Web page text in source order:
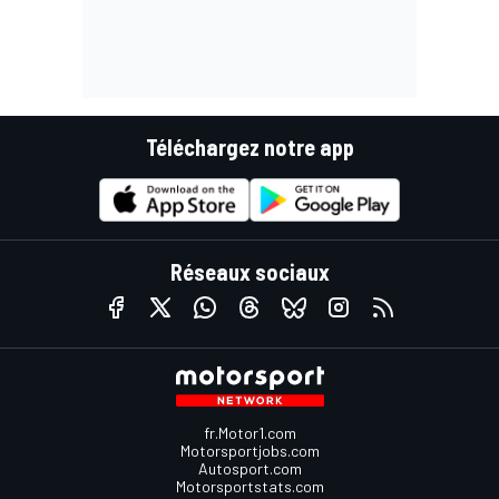
Téléchargez notre app
Réseaux sociaux
fr.Motor1.com
Motorsportjobs.com
Autosport.com
Motorsportstats.com